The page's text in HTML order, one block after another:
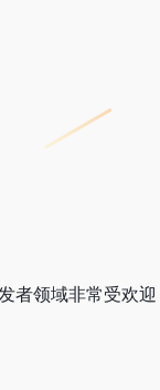
者领域非常受欢